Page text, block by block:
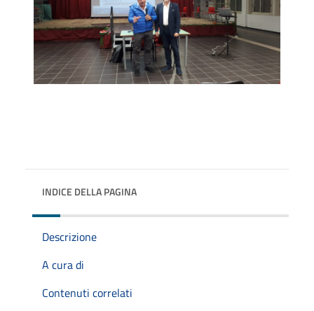
INDICE DELLA PAGINA
Descrizione
A cura di
Contenuti correlati